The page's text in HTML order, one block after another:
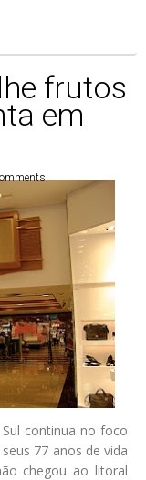
frutos
em
continua no foco
77 anos de vida
chegou ao litoral